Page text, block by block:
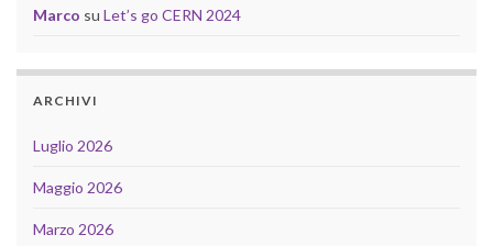
Marco su Let’s go CERN 2024
ARCHIVI
Luglio 2026
Maggio 2026
Marzo 2026